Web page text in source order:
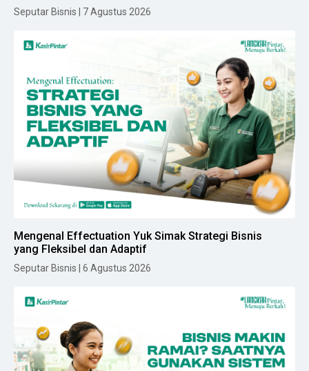
Seputar Bisnis | 7 Agustus 2026
Mengenal Effectuation Yuk Simak Strategi Bisnis
yang Fleksibel dan Adaptif
Seputar Bisnis | 6 Agustus 2026